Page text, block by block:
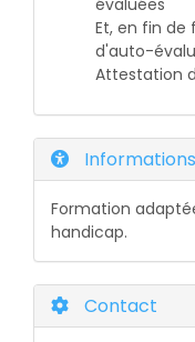
Et, en fin de
d'auto-
Attestation
Formation
handicap.
Contact